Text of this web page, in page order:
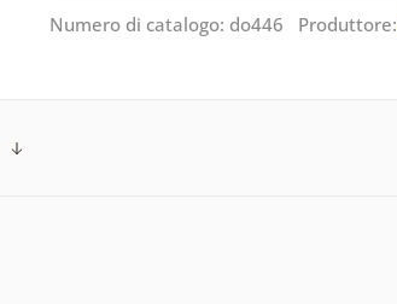
Numero di catalogo: do446 Produttore: